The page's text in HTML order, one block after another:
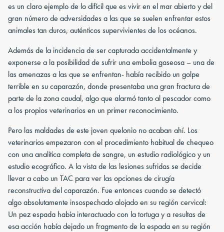
es un claro ejemplo de lo difícil que es vivir en el mar abierto y del
gran número de adversidades a las que se suelen enfrentar estos
animales tan duros, auténticos supervivientes de los océanos.
Además de la incidencia de ser capturada accidentalmente y
exponerse a la posibilidad de sufrir una embolia gaseosa – una de
las amenazas a las que se enfrentan- había recibido un golpe
terrible en su caparazón, donde presentaba una gran fractura de
parte de la zona caudal, algo que alarmó tanto al pescador como
a los propios veterinarios en un primer reconocimiento.
Pero las maldades de este joven quelonio no acaban ahí. Los
veterinarios empezaron con el procedimiento habitual de chequeo
con una analítica completa de sangre, un estudio radiológico y un
estudio ecográfico. A la vista de las lesiones sufridas se decide
llevar a cabo un TAC para ver las opciones de cirugía
reconstructiva del caparazón. Fue entonces cuando se detectó
algo absolutamente insospechado alojado en su región cervical:
Un pez espada había interactuado con la tortuga y a resultas de
esa acción había dejado un fragmento de la espada en su región